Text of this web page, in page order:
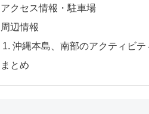
アクセス情報・駐車場
周辺情報
沖縄本島、南部のアクティビテ
まとめ